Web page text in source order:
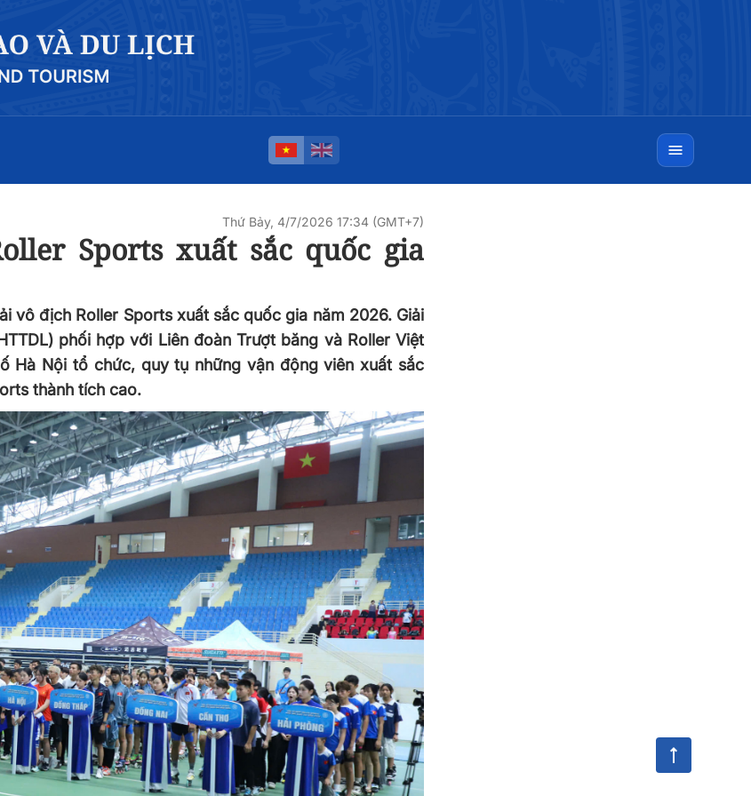
Thứ Bảy, 4/7/2026 17:34 (GMT+7)
Sports xuất sắc quốc gia
vô địch Roller Sports xuất sắc quốc gia năm 2026. Giải
phối hợp với Liên đoàn Trượt băng và Roller Việt
Hà Nội tổ chức, quy tụ những vận động viên xuất sắc
thành tích cao.